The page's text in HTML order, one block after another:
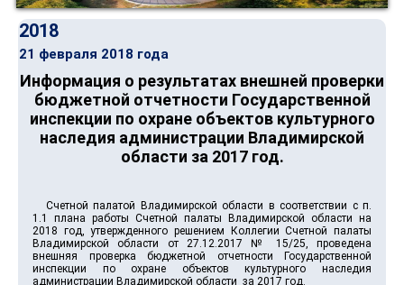
2018
21 февраля 2018 года
Информация о результатах внешней проверки
бюджетной отчетности Государственной
инспекции по охране объектов культурного
наследия администрации Владимирской
области за 2017 год.
Счетной палатой Владимирской области в соответствии с п.
1.1 плана работы Счетной палаты Владимирской области на
2018 год, утвержденного решением Коллегии Счетной палаты
Владимирской области от 27.12.2017 № 15/25, проведена
внешняя проверка бюджетной отчетности Государственной
инспекции по охране объектов культурного наследия
администрации Владимирской области за 2017 год.